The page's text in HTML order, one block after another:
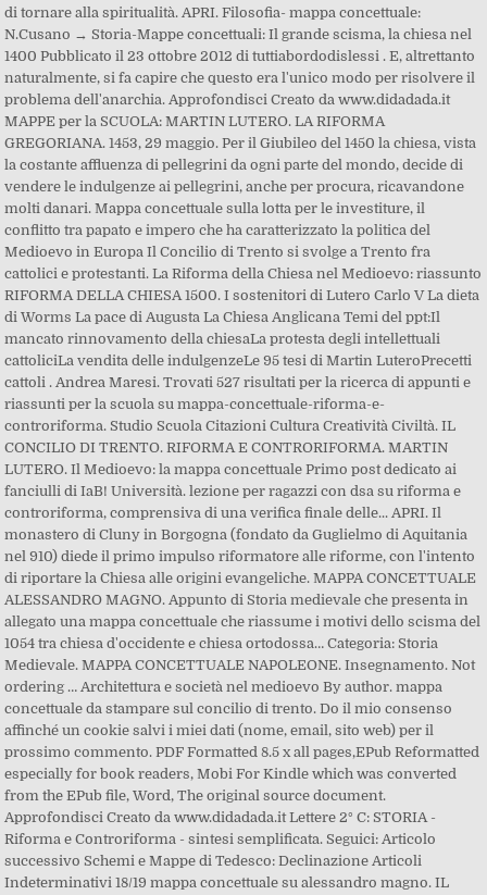
di tornare alla spiritualità. APRI. Filosofia- mappa concettuale:
N.Cusano → Storia-Mappe concettuali: Il grande scisma, la chiesa nel
1400 Pubblicato il 23 ottobre 2012 di tuttiabordodislessi . E, altrettanto
naturalmente, si fa capire che questo era l'unico modo per risolvere il
problema dell'anarchia. Approfondisci Creato da www.didadada.it
MAPPE per la SCUOLA: MARTIN LUTERO. LA RIFORMA
GREGORIANA. 1453, 29 maggio. Per il Giubileo del 1450 la chiesa, vista
la costante affluenza di pellegrini da ogni parte del mondo, decide di
vendere le indulgenze ai pellegrini, anche per procura, ricavandone
molti danari. Mappa concettuale sulla lotta per le investiture, il
conflitto tra papato e impero che ha caratterizzato la politica del
Medioevo in Europa Il Concilio di Trento si svolge a Trento fra
cattolici e protestanti. La Riforma della Chiesa nel Medioevo: riassunto
RIFORMA DELLA CHIESA 1500. I sostenitori di Lutero Carlo V La dieta
di Worms La pace di Augusta La Chiesa Anglicana Temi del ppt:Il
mancato rinnovamento della chiesaLa protesta degli intellettuali
cattoliciLa vendita delle indulgenzeLe 95 tesi di Martin LuteroPrecetti
cattoli . Andrea Maresi. Trovati 527 risultati per la ricerca di appunti e
riassunti per la scuola su mappa-concettuale-riforma-e-
controriforma. Studio Scuola Citazioni Cultura Creatività Civiltà. IL
CONCILIO DI TRENTO. RIFORMA E CONTRORIFORMA. MARTIN
LUTERO. Il Medioevo: la mappa concettuale Primo post dedicato ai
fanciulli di IaB! Università. lezione per ragazzi con dsa su riforma e
controriforma, comprensiva di una verifica finale delle... APRI. Il
monastero di Cluny in Borgogna (fondato da Guglielmo di Aquitania
nel 910) diede il primo impulso riformatore alle riforme, con l'intento
di riportare la Chiesa alle origini evangeliche. MAPPA CONCETTUALE
ALESSANDRO MAGNO. Appunto di Storia medievale che presenta in
allegato una mappa concettuale che riassume i motivi dello scisma del
1054 tra chiesa d'occidente e chiesa ortodossa… Categoria: Storia
Medievale. MAPPA CONCETTUALE NAPOLEONE. Insegnamento. Not
ordering … Architettura e società nel medioevo By author. mappa
concettuale da stampare sul concilio di trento. Do il mio consenso
affinché un cookie salvi i miei dati (nome, email, sito web) per il
prossimo commento. PDF Formatted 8.5 x all pages,EPub Reformatted
especially for book readers, Mobi For Kindle which was converted
from the EPub file, Word, The original source document.
Approfondisci Creato da www.didadada.it Lettere 2° C: STORIA -
Riforma e Controriforma - sintesi semplificata. Seguici: Articolo
successivo Schemi e Mappe di Tedesco: Declinazione Articoli
Indeterminativi 18/19 mappa concettuale su alessandro magno. IL